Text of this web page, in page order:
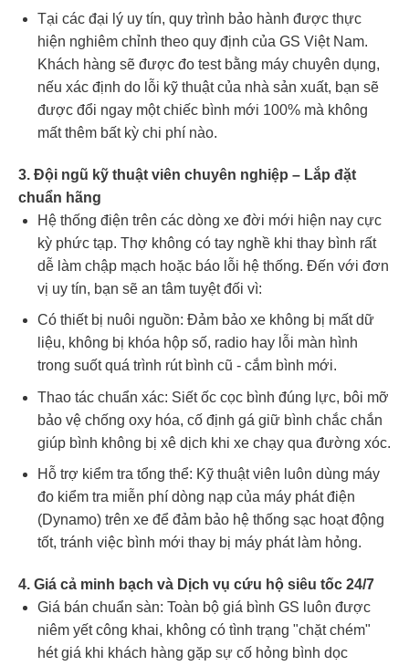
Tại các đại lý uy tín, quy trình bảo hành được thực
hiện nghiêm chỉnh theo quy định của GS Việt Nam.
Khách hàng sẽ được đo test bằng máy chuyên dụng,
nếu xác định do lỗi kỹ thuật của nhà sản xuất, bạn sẽ
được đổi ngay một chiếc bình mới 100% mà không
mất thêm bất kỳ chi phí nào.
3. Đội ngũ kỹ thuật viên chuyên nghiệp – Lắp đặt
chuẩn hãng
Hệ thống điện trên các dòng xe đời mới hiện nay cực
kỳ phức tạp. Thợ không có tay nghề khi thay bình rất
dễ làm chập mạch hoặc báo lỗi hệ thống. Đến với đơn
vị uy tín, bạn sẽ an tâm tuyệt đối vì:
Có thiết bị nuôi nguồn: Đảm bảo xe không bị mất dữ
liệu, không bị khóa hộp số, radio hay lỗi màn hình
trong suốt quá trình rút bình cũ - cắm bình mới.
Thao tác chuẩn xác: Siết ốc cọc bình đúng lực, bôi mỡ
bảo vệ chống oxy hóa, cố định gá giữ bình chắc chắn
giúp bình không bị xê dịch khi xe chạy qua đường xóc.
Hỗ trợ kiểm tra tổng thể: Kỹ thuật viên luôn dùng máy
đo kiểm tra miễn phí dòng nạp của máy phát điện
(Dynamo) trên xe để đảm bảo hệ thống sạc hoạt động
tốt, tránh việc bình mới thay bị máy phát làm hỏng.
4. Giá cả minh bạch và Dịch vụ cứu hộ siêu tốc 24/7
Giá bán chuẩn sàn: Toàn bộ giá bình GS luôn được
niêm yết công khai, không có tình trạng "chặt chém"
hét giá khi khách hàng gặp sự cố hỏng bình dọc